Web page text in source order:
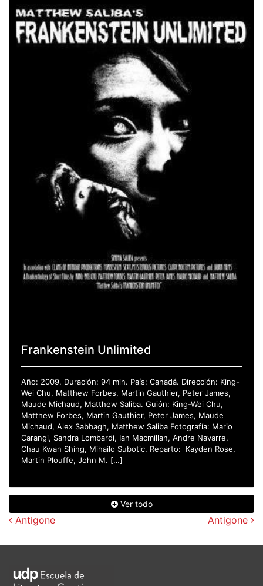
Frankenstein Unlimited
Año: 2009. Duración: 94 min. País: Canadá. Dirección: King-
Wei Chu, Matthew Forbes, Martin Gauthier, Peter James,
Maude Michaud, Matthew Saliba. Guión: King-Wei Chu,
Matthew Forbes, Martin Gauthier, Peter James, Maude
Michaud, Alex Sabbagh, Matthew Saliba Fotografía: Mario
Carangi, Sandra Lombardi, Ian Macmillan, Andre Navarre,
Chau Kwan Shing, Mihailo Subotic. Reparto: Kayden Rose,
Martin Plouffe, John M. […]
Ver todo
Navegación de entradas
Antigone Antigone